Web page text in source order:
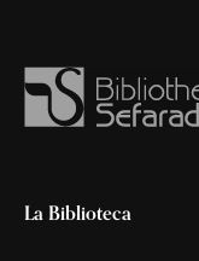
La Biblioteca